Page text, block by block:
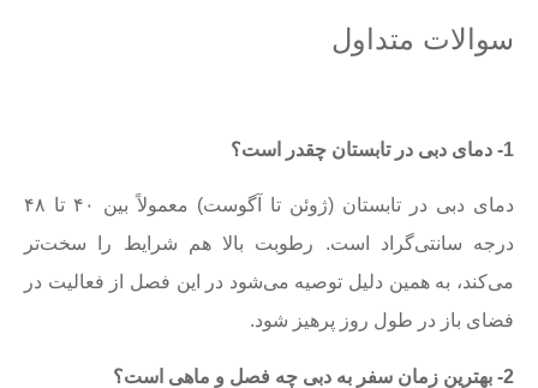
سوالات متداول
1- دمای دبی در تابستان چقدر است؟
دمای دبی در تابستان (ژوئن تا آگوست) معمولاً بین ۴۰ تا ۴۸
درجه سانتی‌گراد است. رطوبت بالا هم شرایط را سخت‌تر
می‌کند، به همین دلیل توصیه می‌شود در این فصل از فعالیت در
فضای باز در طول روز پرهیز شود.
2- بهترین زمان سفر به دبی چه فصل و ماهی است؟